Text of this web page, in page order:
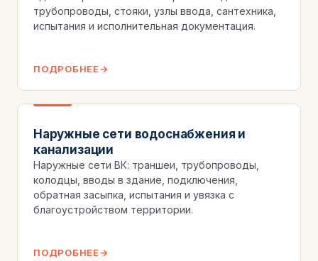
трубопроводы, стояки, узлы ввода, сантехника,
испытания и исполнительная документация.
ПОДРОБНЕЕ
Наружные сети водоснабжения и
канализации
Наружные сети ВК: траншеи, трубопроводы,
колодцы, вводы в здание, подключения,
обратная засыпка, испытания и увязка с
благоустройством территории.
ПОДРОБНЕЕ